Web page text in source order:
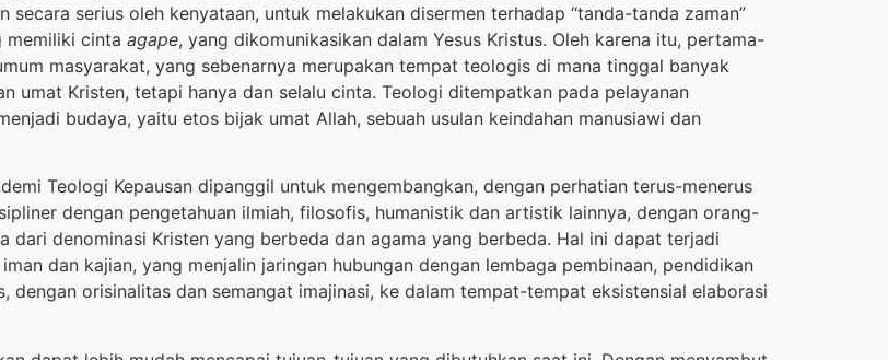
serius oleh kenyataan, untuk melakukan disermen terhadap “tanda-tanda zaman”
memiliki cinta agape, yang dikomunikasikan dalam Yesus Kristus. Oleh karena itu, pertama-
masyarakat, yang sebenarnya merupakan tempat teologis di mana tinggal banyak
umat Kristen, tetapi hanya dan selalu cinta. Teologi ditempatkan pada pelayanan
budaya, yaitu etos bijak umat Allah, sebuah usulan keindahan manusiawi dan
Teologi Kepausan dipanggil untuk mengembangkan, dengan perhatian terus-menerus
dengan pengetahuan ilmiah, filosofis, humanistik dan artistik lainnya, dengan orang-
denominasi Kristen yang berbeda dan agama yang berbeda. Hal ini dapat terjadi
dan kajian, yang menjalin jaringan hubungan dengan lembaga pembinaan, pendidikan
dengan orisinalitas dan semangat imajinasi, ke dalam tempat-tempat eksistensial elaborasi